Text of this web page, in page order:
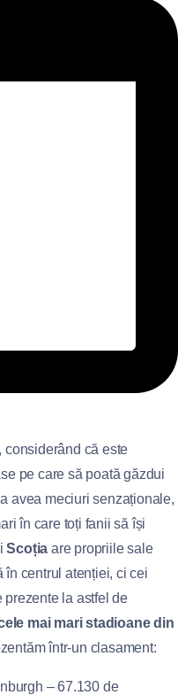
considerând că este
pe care să poată găzdui
avea meciuri senzaționale,
în care toți fanii să își
Scoția are propriile sale
în centrul atenției, ci cei
prezente la astfel de
mai mari stadioane din
într-un clasament:
– 67.130 de